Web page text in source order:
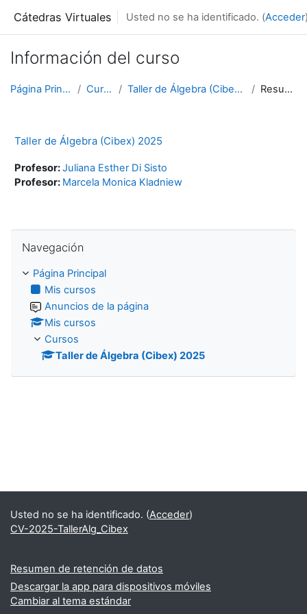
Cátedras Virtuales Usted no se ha identificado. (Acceder
Información del curso
Página Principal Cursos Taller de Álgebra (Cibex) 2025 Resumen
Taller de Álgebra (Cibex) 2025
Profesor:Juliana Esther Di Sisto
Profesor: Marcela Monica Kladniew
Navegación
Página Principal
Mis cursos
Anuncios de la página
Mis cursos
Cursos
Taller de Álgebra (Cibex) 2025
Usted no se ha identificado. (Acceder)
CV-2025-TallerAlg_Cibex
Resumen de retención de datos
Descargar la app para dispositivos móviles
Cambiar al tema estándar